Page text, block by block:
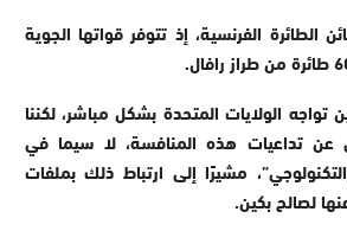
الطائرة الفرنسية، إذ تتوفر قواتها الجوية
تواجه الولايات المتحدة بشكل مباشر، لكننا
عن تداعيات هذه المنافسة، لا سيما في
مشيرًا إلى ارتباط ذلك بملفات
لصالح بكين.